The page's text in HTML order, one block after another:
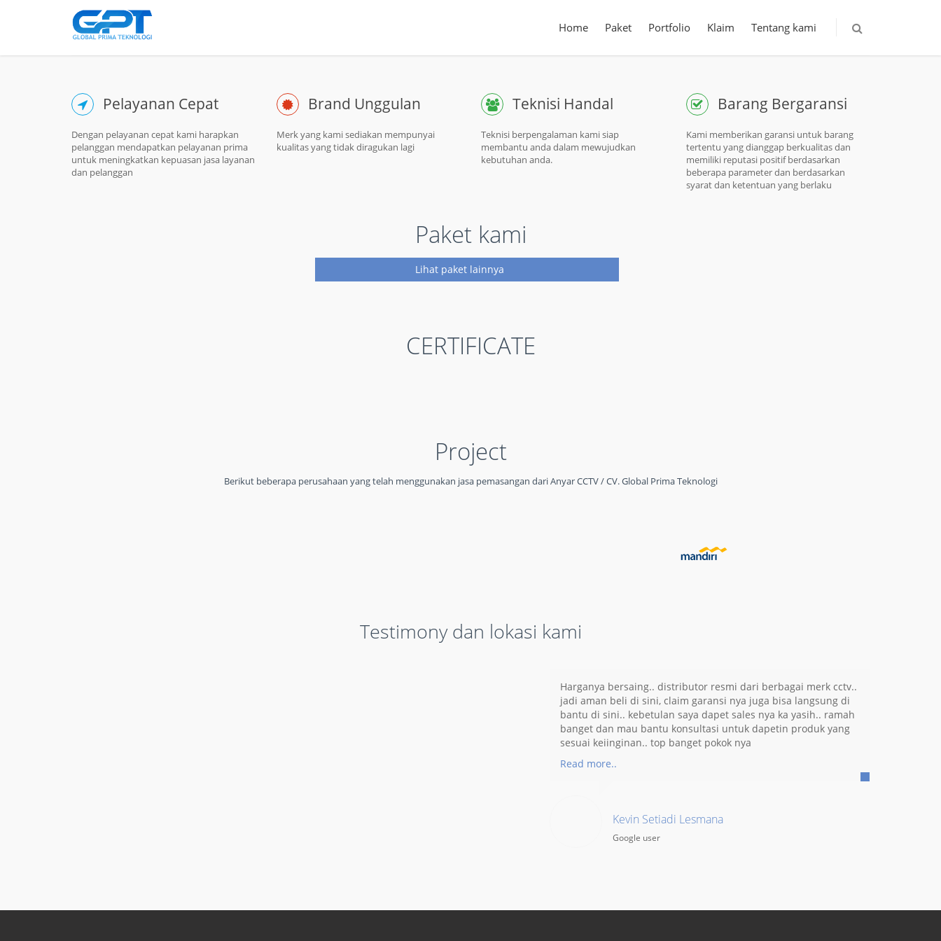
Home Paket Portfolio Klaim Tentang kami
GLOBAL PRIMA
ANDA PERLU SISTEM KEAMANAN?
Pelayanan Cepat
Dengan pelayanan cepat kami harapkan
pelanggan mendapatkan pelayanan prima
untuk meningkatkan kepuasan jasa layanan
dan pelanggan
Brand Unggulan
Merk yang kami sediakan mempunyai
kualitas yang tidak diragukan lagi
Teknisi Handal
Teknisi berpengalaman kami siap
membantu anda dalam mewujudkan
kebutuhan anda.
Barang Bergaransi
Kami memberikan garansi untuk barang
tertentu yang dianggap berkualitas dan
memiliki reputasi positif berdasarkan
beberapa parameter dan berdasarkan
syarat dan ketentuan yang berlaku
Paket kami
Lihat paket lainnya
CERTIFICATE
Project
Berikut beberapa perusahaan yang telah menggunakan jasa pemasangan dari Anyar CCTV / CV. Global Prima Teknologi
Testimony dan lokasi kami
Harganya bersaing.. distributor resmi dari berbagai merk cctv..
jadi aman beli di sini, claim garansi nya juga bisa langsung di
bantu di sini.. kebetulan saya dapet sales nya ka yasih.. ramah
banget dan mau bantu konsultasi untuk dapetin produk yang
sesuai keiinginan.. top banget pokok nya
Read more..
Kevin Setiadi Lesmana
Google user